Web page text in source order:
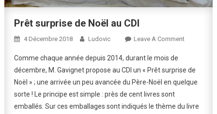
Prêt surprise de Noël au CDI
4 Décembre 2018 Ludovic Leave A CommentOn
De
Noël
CDI
Comme chaque année depuis 2014, durant le mois de
décembre, M. Gavignet propose au CDI un « Prêt surprise de
Noël » ; une arrivée un peu avancée du Père-Noël en quelque
sorte ! Le principe est simple : près de cent livres sont
emballés. Sur ces emballages sont indiqués le thème du livre